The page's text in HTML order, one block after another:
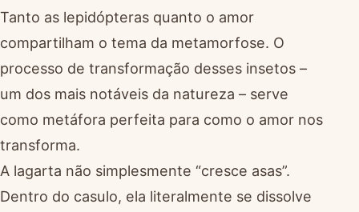
Tanto as lepidópteras quanto o amor
compartilham o tema da metamorfose. O
processo de transformação desses insetos –
um dos mais notáveis da natureza – serve
como metáfora perfeita para como o amor nos
transforma.
A lagarta não simplesmente “cresce asas”.
Dentro do casulo, ela literalmente se dissolve